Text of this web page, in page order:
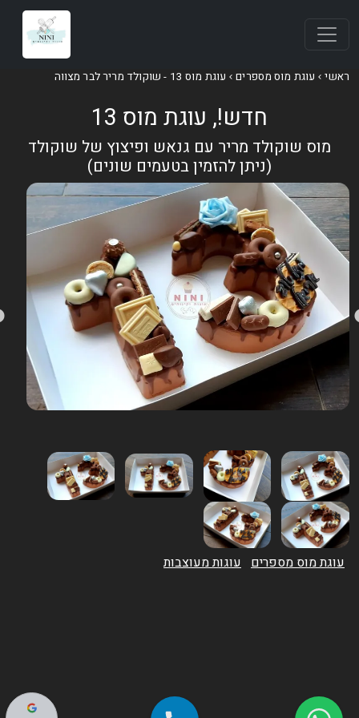
ראשי עוגת מוס מספרים עוגת מוס 13 - שוקולד מריר לבר מצווה
חדש!, עוגת מוס 13
מוס שוקולד מריר עם גנאש ופיצוץ של שוקולד
(ניתן להזמין בטעמים שונים)
עוגת מוס מספרים עוגות מעוצבות